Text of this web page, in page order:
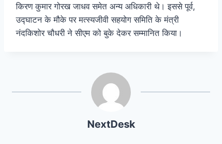
किरण कुमार गोरख जाधव समेत अन्य अधिकारी थे। इससे पूर्व,
उद्घाटन के मौके पर मत्स्यजीवी सहयोग समिति के मंत्री
नंदकिशोर चौधरी ने सीएम को बुके देकर सम्मानित किया।
NextDesk